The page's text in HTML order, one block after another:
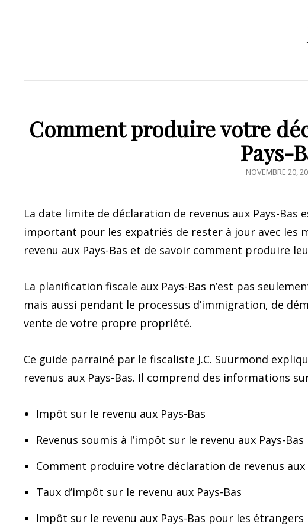
Comment produire votre
Pays-
POSTED
NOVEMBRE 20,
La date limite de déclaration de revenus aux Pays-Bas
important pour les expatriés de rester à jour avec les
revenu aux Pays-Bas et de savoir comment produire
La planification fiscale aux Pays-Bas n’est pas
mais aussi pendant le processus d’immigration, de
vente de votre propre propriété.
Ce guide parrainé par le fiscaliste J.C. Suurmond
revenus aux Pays-Bas. Il comprend des informations
Impôt sur le revenu aux Pays-Bas
Revenus soumis à l’impôt sur le revenu aux Pays-Bas
Comment produire votre déclaration de revenus aux
Taux d’impôt sur le revenu aux Pays-Bas
Impôt sur le revenu aux Pays-Bas pour les étrangers